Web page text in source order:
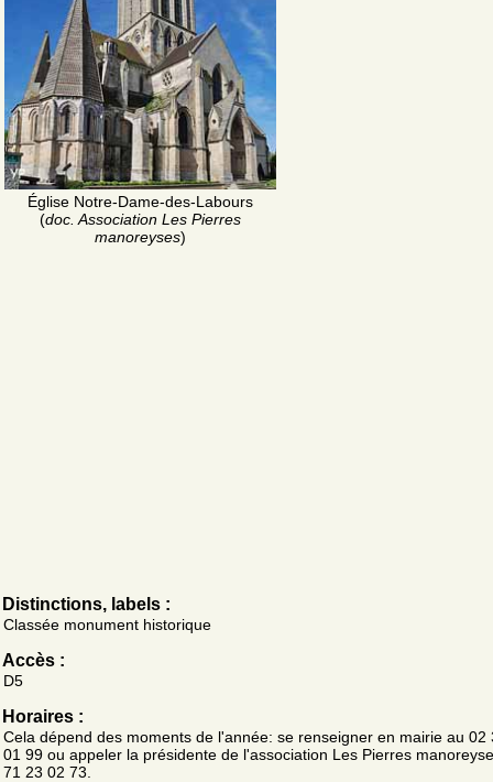
Église Notre-Dame-des-Labours
(doc. Association Les Pierres
manoreyses)
Distinctions, labels :
Classée monument historique
Accès :
D5
Horaires :
Cela dépend des moments de l'année: se renseigner en mairie au 02
01 99 ou appeler la présidente de l'association Les Pierres
71 23 02 73.